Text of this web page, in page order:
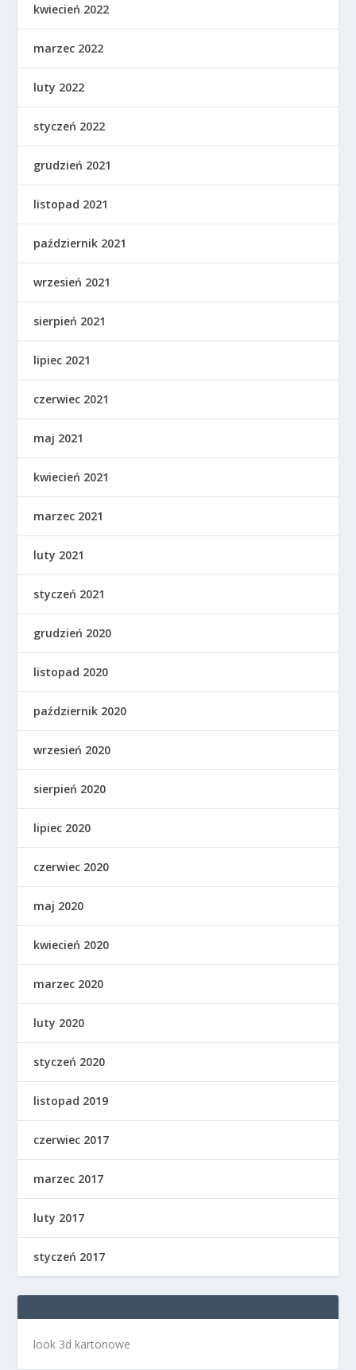
kwiecień 2022
marzec 2022
luty 2022
styczeń 2022
grudzień 2021
listopad 2021
październik 2021
wrzesień 2021
sierpień 2021
lipiec 2021
czerwiec 2021
maj 2021
kwiecień 2021
marzec 2021
luty 2021
styczeń 2021
grudzień 2020
listopad 2020
październik 2020
wrzesień 2020
sierpień 2020
lipiec 2020
czerwiec 2020
maj 2020
kwiecień 2020
marzec 2020
luty 2020
styczeń 2020
listopad 2019
czerwiec 2017
marzec 2017
luty 2017
styczeń 2017
look 3d kartonowe